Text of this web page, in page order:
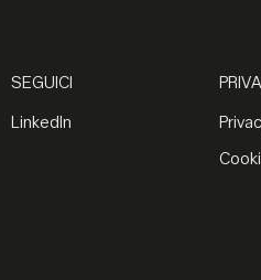
SEGUICI
LinkedIn